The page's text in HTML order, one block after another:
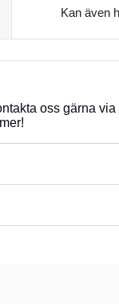
Kan även
oss gärna via
BETYG 0